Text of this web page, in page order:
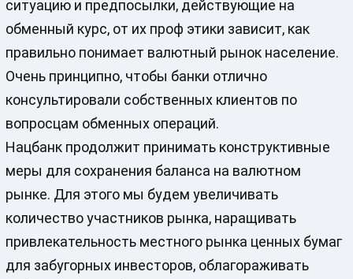
ситуацию и предпосылки, действующие на
обменный курс, от их проф этики зависит, как
правильно понимает валютный рынок население.
Очень принципно, чтобы банки отлично
консультировали собственных клиентов по
вопросцам обменных операций.
Нацбанк продолжит принимать конструктивные
меры для сохранения баланса на валютном
рынке. Для этого мы будем увеличивать
количество участников рынка, наращивать
привлекательность местного рынка ценных бумаг
для забугорных инвесторов, облагораживать